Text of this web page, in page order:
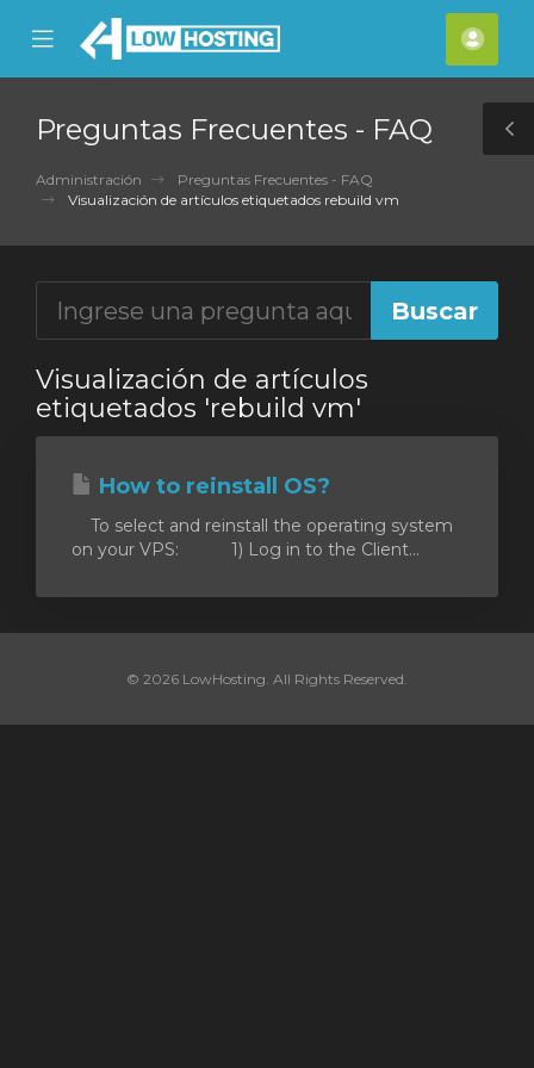
Mobile
Menu
Preguntas Frecuentes - FAQ
Administración
Preguntas Frecuentes - FAQ
Visualización de artículos etiquetados rebuild vm
Visualización de artículos
etiquetados 'rebuild vm'
How to reinstall OS?
To select and reinstall the operating system
on your VPS: 1) Log in to the Client...
© 2026 LowHosting. All Rights Reserved.